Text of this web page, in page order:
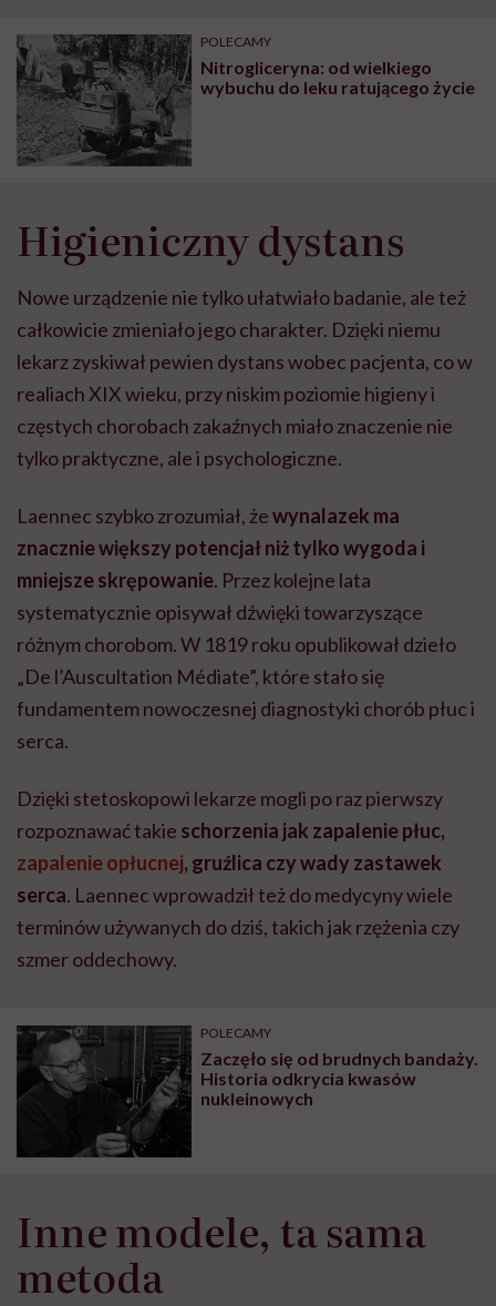
POLECAMY
Nitrogliceryna: od wielkiego
wybuchu do leku ratującego życie
Higieniczny dystans
Nowe urządzenie nie tylko ułatwiało badanie, ale też
całkowicie zmieniało jego charakter. Dzięki niemu
lekarz zyskiwał pewien dystans wobec pacjenta, co w
realiach XIX wieku, przy niskim poziomie higieny i
częstych chorobach zakaźnych miało znaczenie nie
tylko praktyczne, ale i psychologiczne.
Laennec szybko zrozumiał, żewynalazek ma
znacznie większy potencjał niż tylko wygoda i
mniejsze skrępowanie. Przez kolejne lata
systematycznie opisywał dźwięki towarzyszące
różnym chorobom. W 1819 roku opublikował dzieło
„De l’Auscultation Médiate”, które stało się
fundamentem nowoczesnej diagnostyki chorób płuc i
serca.
Dzięki stetoskopowi lekarze mogli po raz pierwszy
rozpoznawać takie schorzenia jak zapalenie płuc,
zapalenie opłucnej, gruźlica czy wady zastawek
serca. Laennec wprowadził też do medycyny wiele
terminów używanych do dziś, takich jak rzężenia czy
szmer oddechowy.
POLECAMY
Zaczęło się od brudnych bandaży.
Historia odkrycia kwasów
nukleinowych
Inne modele, ta sama
metoda